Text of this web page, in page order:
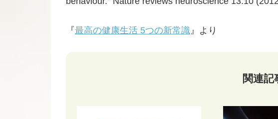
『最高の健康生活 5つの新常識 』より
関連記